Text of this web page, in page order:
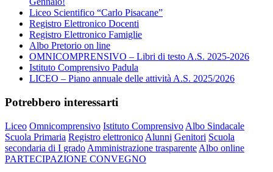
Liceo Scientifico “Carlo Pisacane”
Registro Elettronico Docenti
Registro Elettronico Famiglie
Albo Pretorio on line
OMNICOMPRENSIVO – Libri di testo A.S. 2025-2026
Istituto Comprensivo Padula
LICEO – Piano annuale delle attività A.S. 2025/2026
Potrebbero interessarti
Liceo Omnicomprensivo Istituto Comprensivo Albo Sindacale
Scuola Primaria Registro elettronico Alunni Genitori Scuola
secondaria di I grado Amministrazione trasparente Albo online
PARTECIPAZIONE CONVEGNO